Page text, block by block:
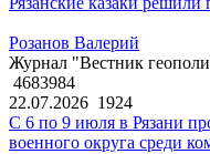
Розанов Валерий
Журнал "Вестник
4683984
22.07.2026 1924
С 6 по 9 июля в Рязани
военного округа среди